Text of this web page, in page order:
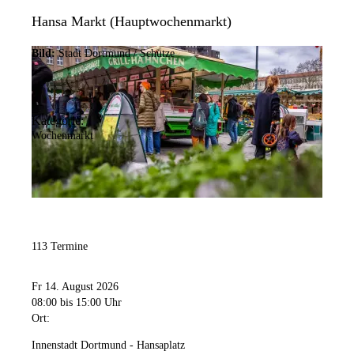
Hansa Markt (Hauptwochenmarkt)
Bild: Stadt Dortmund / Schütze
Kategorie:
Wochenmarkt
113 Termine
Fr 14. August 2026
08:00 bis 15:00 Uhr
Ort:
Innenstadt Dortmund - Hansaplatz